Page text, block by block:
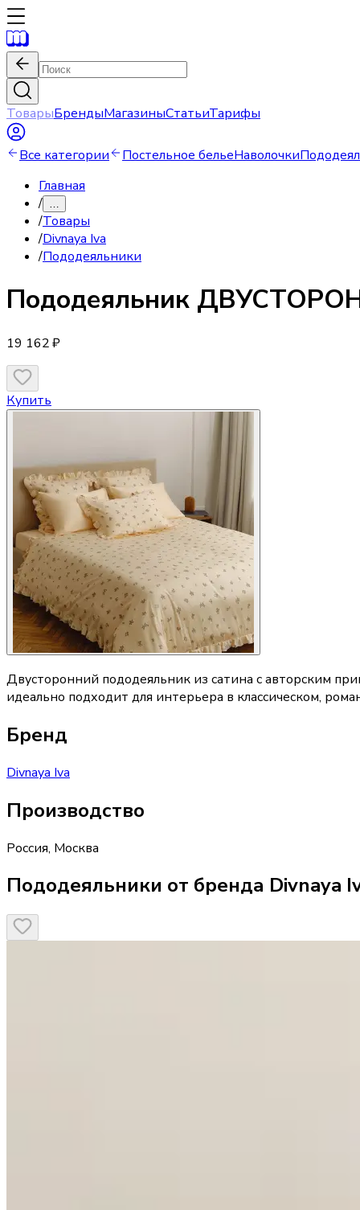
ТоварыБрендыМагазиныСтатьиТарифы
Все категории Постельное бельеНаволочки
Главная
/ …
/Товары
/Divnaya Iva
/Пододеяльники
Пододеяльник
19 162 ₽
Купить
Двусторонний пододеяльник из сатина с авторским
идеально подходит для интерьера в классическом,
Бренд
Divnaya Iva
Производство
Россия, Москва
Пододеяльники от бренда Divnaya